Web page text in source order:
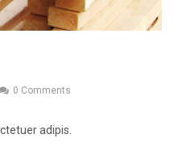
0 Comments
adipis.